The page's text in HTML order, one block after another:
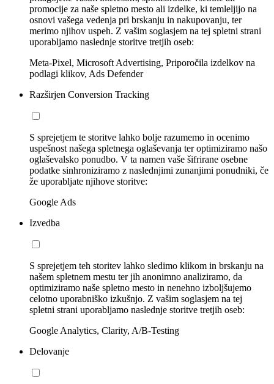
promocije za naše spletno mesto ali izdelke, ki temleljijo na
osnovi vašega vedenja pri brskanju in nakupovanju, ter
merimo njihov uspeh. Z vašim soglasjem na tej spletni strani
uporabljamo naslednje storitve tretjih oseb:
Meta-Pixel, Microsoft Advertising, Priporočila izdelkov na
podlagi klikov, Ads Defender
Razširjen Conversion Tracking
S sprejetjem te storitve lahko bolje razumemo in ocenimo
uspešnost našega spletnega oglaševanja ter optimiziramo našo
oglaševalsko ponudbo. V ta namen vaše šifrirane osebne
podatke sinhroniziramo z naslednjimi zunanjimi ponudniki, če
že uporabljate njihove storitve:
Google Ads
Izvedba
S sprejetjem teh storitev lahko sledimo klikom in brskanju na
našem spletnem mestu ter jih anonimno analiziramo, da
optimiziramo naše spletno mesto in nenehno izboljšujemo
celotno uporabniško izkušnjo. Z vašim soglasjem na tej
spletni strani uporabljamo naslednje storitve tretjih oseb:
Google Analytics, Clarity, A/B-Testing
Delovanje